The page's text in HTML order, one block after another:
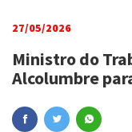
27/05/2026
Ministro do
Alcolumbre